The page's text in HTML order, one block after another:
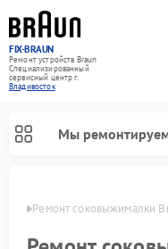
FIX-BRAUN
Ремонт устройств Braun
Специализированный
cервисный центр г.
Владивосток
Мы
Ремонт соковыжималки